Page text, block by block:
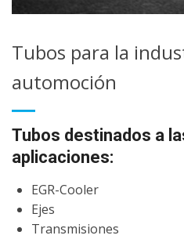
Tubos para la
automoción
Tubos destinados a
aplicaciones:
EGR-Cooler
Ejes
Transmisiones